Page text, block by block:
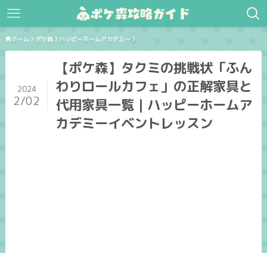
ホーム ポケ森 ハッピーホームアカデミー
【ポケ森】タクミの挑戦状「ふん
わりロールカフェ」の正解家具と
代用家具一覧｜ハッピーホームア
カデミーイベントレッスン
2024
2/02